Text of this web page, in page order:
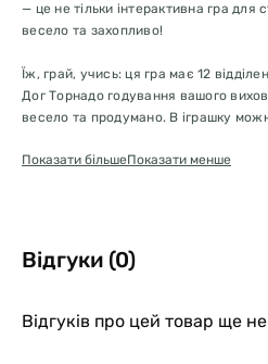
— це не тільки інтерактивна гра для
весело та захопливо!
Їж, грай, учись: ця гра має 12
Дог Торнадо годування вашого
весело та продумано. В іграшку
підтримують цікавість вихованця, і
веселішою.
2 рівень складності: цей рівень
рівень складності іграшок Ніна
Показати більшеПоказати менше
Відгуки (0)
Відгуків про цей товар ще